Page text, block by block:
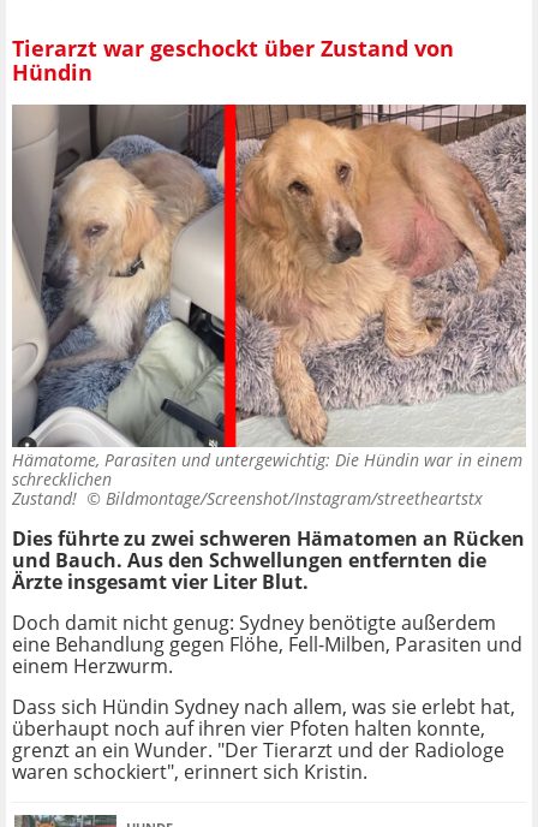
Tierarzt war geschockt über Zustand von
Hündin
Hämatome, Parasiten und untergewichtig: Die Hündin war in einem
schrecklichen
Zustand! © Bildmontage/Screenshot/Instagram/streetheartstx
Dies führte zu zwei schweren Hämatomen an Rücken
und Bauch. Aus den Schwellungen entfernten die
Ärzte insgesamt vier Liter Blut.
Doch damit nicht genug: Sydney benötigte außerdem
eine Behandlung gegen Flöhe, Fell-Milben, Parasiten und
einem Herzwurm.
Dass sich Hündin Sydney nach allem, was sie erlebt hat,
überhaupt noch auf ihren vier Pfoten halten konnte,
grenzt an ein Wunder. "Der Tierarzt und der Radiologe
waren schockiert", erinnert sich Kristin.